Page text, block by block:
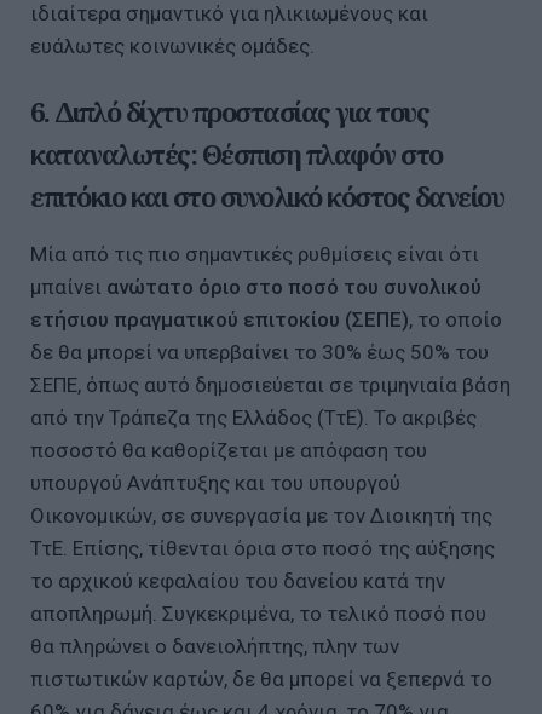
ιδιαίτερα σημαντικό για ηλικιωμένους και
ευάλωτες κοινωνικές ομάδες.
6. Διπλό δίχτυ προστασίας για τους
καταναλωτές: Θέσπιση πλαφόν στο
επιτόκιο και στο συνολικό κόστος δανείου
Μία από τις πιο σημαντικές ρυθμίσεις είναι ότι
μπαίνει ανώτατο όριο στο ποσό του συνολικού
ετήσιου πραγματικού επιτοκίου (ΣΕΠΕ), το οποίο
δε θα μπορεί να υπερβαίνει το 30% έως 50% του
ΣΕΠΕ, όπως αυτό δημοσιεύεται σε τριμηνιαία βάση
από την Τράπεζα της Ελλάδος (ΤτΕ). Το ακριβές
ποσοστό θα καθορίζεται με απόφαση του
υπουργού Ανάπτυξης και του υπουργού
Οικονομικών, σε συνεργασία με τον Διοικητή της
ΤτΕ. Επίσης, τίθενται όρια στο ποσό της αύξησης
το αρχικού κεφαλαίου του δανείου κατά την
αποπληρωμή. Συγκεκριμένα, το τελικό ποσό που
θα πληρώνει ο δανειολήπτης, πλην των
πιστωτικών καρτών, δε θα μπορεί να ξεπερνά το